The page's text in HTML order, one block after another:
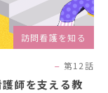
訪問看護を知る
第12話
師を支える教